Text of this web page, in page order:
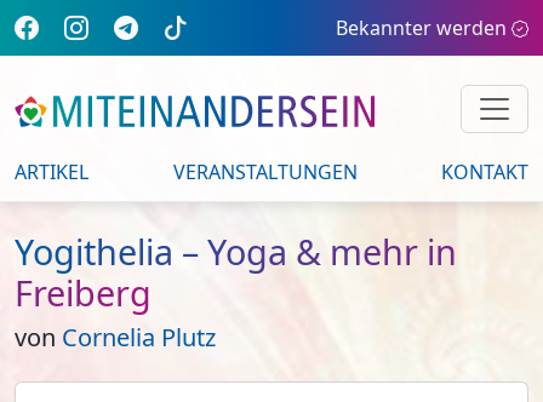
Bekannter werden
ARTIKEL VERANSTALTUNGEN KONTAKT
Yogithelia – Yoga & mehr in
Freiberg
von Cornelia Plutz